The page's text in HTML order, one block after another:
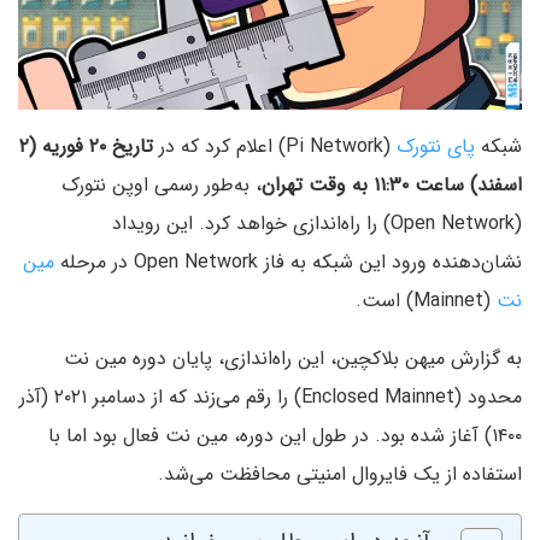
شبکه پای نتورک (Pi Network) اعلام کرد که در
تاریخ ۲۰ فوریه (۲
اسفند) ساعت ۱۱:۳۰ به وقت تهران
، به‌طور رسمی اوپن نتورک
(Open Network) را راه‌اندازی خواهد کرد. این رویداد
نشان‌دهنده ورود این شبکه به فاز Open Network در مرحله
مین‌
نت (Mainnet) است.
به گزارش میهن بلاکچین، این راه‌اندازی، پایان دوره مین‌ نت
محدود (Enclosed Mainnet) را رقم می‌زند که از دسامبر ۲۰۲۱ (آذر
۱۴۰۰) آغاز شده بود. در طول این دوره، مین‌ نت فعال بود اما با
استفاده از یک فایروال امنیتی محافظت می‌شد.